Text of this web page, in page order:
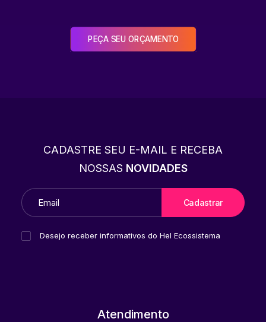
PEÇA SEU ORÇAMENTO
CADASTRE SEU E-MAIL E RECEBA
NOSSAS NOVIDADES
Desejo receber informativos do Hel Ecossistema
Atendimento